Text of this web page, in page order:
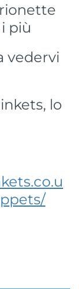
più
vedervi
lo